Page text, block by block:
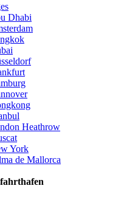
Dhabi
Heathrow
York
de Mallorca